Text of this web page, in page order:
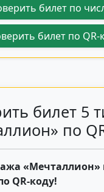
билет по
билет по QR-
билет 5
по
QR-коду!